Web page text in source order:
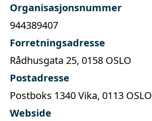
Organisasjonsnummer
944389407
Forretningsadresse
Rådhusgata 25, 0158 OSLO
Postadresse
Postboks 1340 Vika, 0113 OSLO
Webside